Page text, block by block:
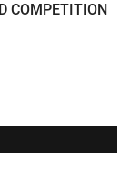
COMPETITION